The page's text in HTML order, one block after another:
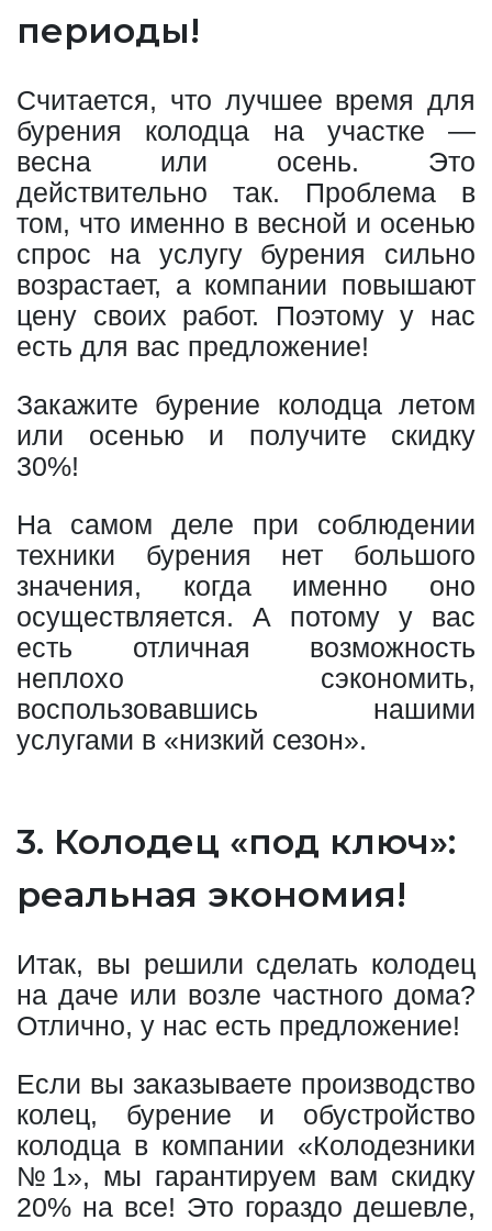
периоды!
Считается, что лучшее время для
бурения колодца на участке —
весна или осень. Это
действительно так. Проблема в
том, что именно в весной и осенью
спрос на услугу бурения сильно
возрастает, а компании повышают
цену своих работ. Поэтому у нас
есть для вас предложение!
Закажите бурение колодца летом
или осенью и получите скидку
30%!
На самом деле при соблюдении
техники бурения нет большого
значения, когда именно оно
осуществляется. А потому у вас
есть отличная возможность
неплохо сэкономить,
воспользовавшись нашими
услугами в «низкий сезон».
3. Колодец «под ключ»:
реальная экономия!
Итак, вы решили сделать колодец
на даче или возле частного дома?
Отлично, у нас есть предложение!
Если вы заказываете производство
колец, бурение и обустройство
колодца в компании «Колодезники
№1», мы гарантируем вам скидку
20% на все! Это гораздо дешевле,